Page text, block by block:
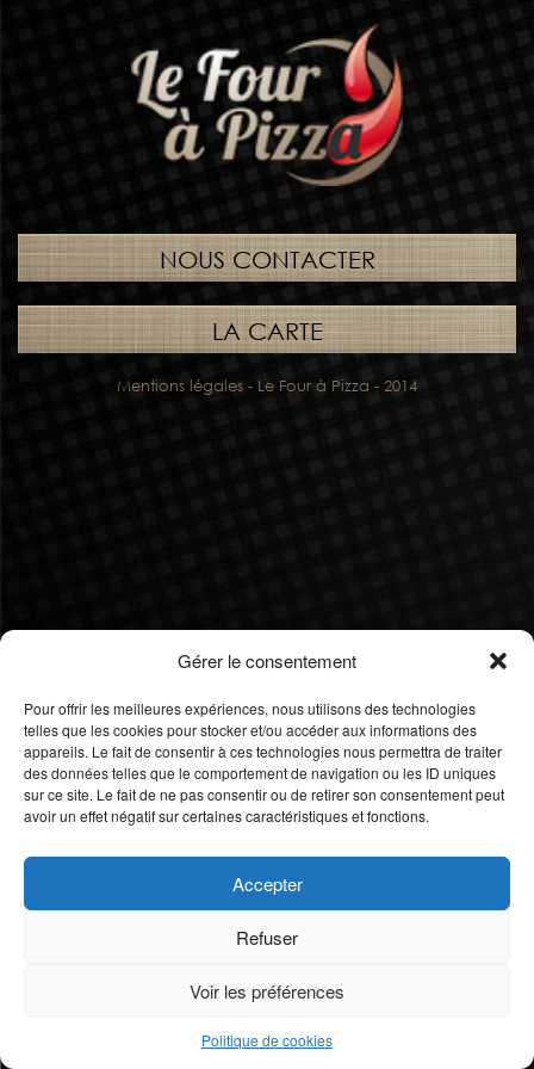
Gérer le consentement
Pour offrir les meilleures expériences, nous utilisons des technologies
telles que les cookies pour stocker et/ou accéder aux informations des
appareils. Le fait de consentir à ces technologies nous permettra de traiter
des données telles que le comportement de navigation ou les ID uniques
sur ce site. Le fait de ne pas consentir ou de retirer son consentement peut
avoir un effet négatif sur certaines caractéristiques et fonctions.
Accepter
Refuser
Voir les préférences
Politique de cookies
NOUS CONTACTER
LA CARTE
Mentions légales - Le Four à Pizza - 2014